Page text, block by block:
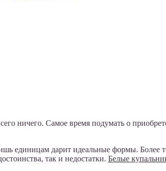
ничего. Самое время подумать о
единицам дарит идеальные формы. Более
так и недостатки. Белые